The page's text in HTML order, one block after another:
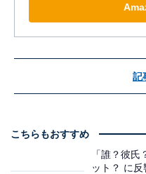
記
こちらもおすすめ
「誰？彼
ット？ に